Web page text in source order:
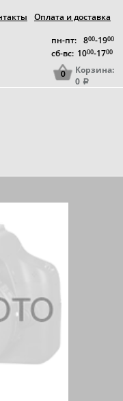
пн-пт: 800-1900
сб-вс: 1000-1700
Оплата и доставка
0
Корзина:
0 a